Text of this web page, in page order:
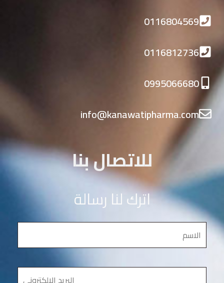
0116804569
0116812736
0995066680
info@kanawatipharma.com
للاتصال بنا
اترك لنا رسالة